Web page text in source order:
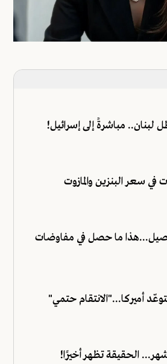
لبنان.. مباشرةً إلى إسرائيل!
في سعر البنزين والمازوت
ما حصل في مفاوضات
أميركا..."الانتقام حتمي"
الحقيقة تظهر أخيرًا!